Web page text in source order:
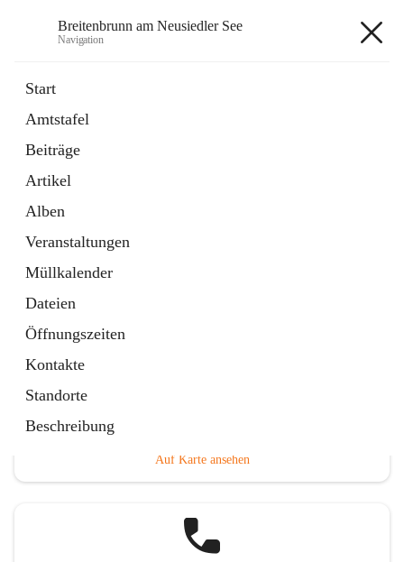
Breitenbrunn am Neusiedler See
Navigation
Start
Amtstafel
Beiträge
Artikel
Alben
Veranstaltungen
Müllkalender
Dateien
Öffnungszeiten
Kontakte
Standorte
Beschreibung
18 Schnellzugriffe
Gemeindeservice
Auf Karte ansehen